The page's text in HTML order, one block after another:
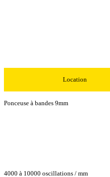
Location
Ponceuse à bandes 9mm
4000 à 10000 oscillations / mm